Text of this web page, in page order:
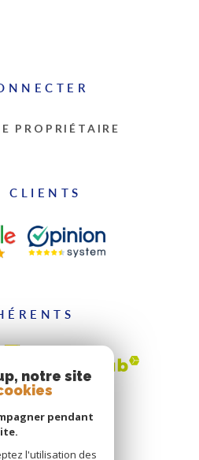
PROPRIÉTAIRE
CLIENTS
notre site
pendant
l'utilisation des